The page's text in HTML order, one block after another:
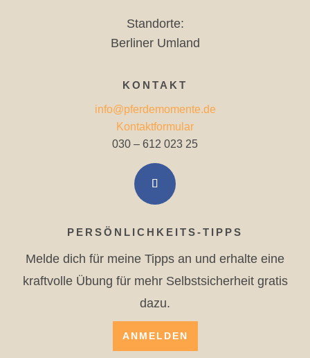
Standorte:
Berliner Umland
KONTAKT
info@pferdemomente.de
Kontaktformular
030 – 612 023 25
PERSÖNLICHKEITS-TIPPS
Melde dich für meine Tipps an und erhalte eine
kraftvolle Übung für mehr Selbstsicherheit gratis
dazu.
ANMELDEN